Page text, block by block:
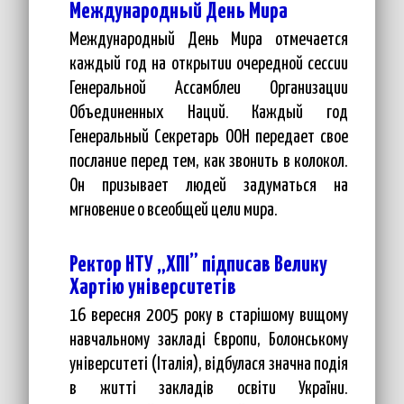
Международный День Мира
Международный День Мира отмечается
каждый год на открытии очередной сессии
Генеральной Ассамблеи Организации
Объединенных Наций. Каждый год
Генеральный Секретарь ООН передает свое
послание перед тем, как звонить в колокол.
Он призывает людей задуматься на
мгновение о всеобщей цели мира.
Ректор НТУ „ХПІ” підписав Велику
Хартію університетів
16 вересня 2005 року в старішому вищому
навчальному закладі Європи, Болонському
університеті (Італія), відбулася значна подія
в житті закладів освіти України.